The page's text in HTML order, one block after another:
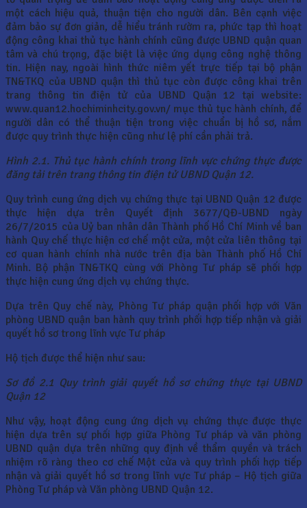
một cách hiệu quả, thuận tiện cho người dân. Bên cạnh việc
đảm bảo sự đơn giản, dễ hiểu tránh rườm ra, phức tạp thì hoạt
động công khai thủ tục hành chính cũng được UBND quận quan
tâm và chú trọng, đặc biệt là việc ứng dụng công nghệ thông
tin. Hiện nay, ngoài hình thức niêm yết trực tiếp tại bộ phận
TN&TKQ của UBND quận thì thủ tục còn được công khai trên
trang thông tin điện tử của UBND Quận 12 tại website:
www.quan12.hochiminhcity.gov.vn/ mục thủ tục hành chính, để
người dân có thể thuận tiện trong việc chuẩn bị hồ sơ, nắm
được quy trình thực hiện cũng như lệ phí cần phải trả.
Hình 2.1. Thủ tục hành chính trong lĩnh vực chứng thực được
đăng tải trên trang thông tin điện tử UBND Quận 12.
Quy trình cung ứng dịch vụ chứng thực tại UBND Quận 12 được
thực hiện dựa trên Quyết định 3677/QĐ-UBND ngày
26/7/2015 của Uỷ ban nhân dân Thành phố Hồ Chí Minh về ban
hành Quy chế thực hiện cơ chế một cửa, một cửa liên thông tại
cơ quan hành chính nhà nước trên địa bàn Thành phố Hồ Chí
Minh. Bộ phận TN&TKQ cùng với Phòng Tư pháp sẽ phối hợp
thực hiện cung ứng dịch vụ chứng thực.
Dựa trên Quy chế này, Phòng Tư pháp quận phối hợp với Văn
phòng UBND quận ban hành quy trình phối hợp tiếp nhận và giải
quyết hồ sơ trong lĩnh vực Tư pháp
Hộ tịch được thể hiện như sau:
Sơ đồ 2.1 Quy trình giải quyết hồ sơ chứng thực tại UBND
Quận 12
Như vậy, hoạt động cung ứng dịch vụ chứng thực được thực
hiện dựa trên sự phối hợp giữa Phòng Tư pháp và văn phòng
UBND quận dựa trên những quy định về thẩm quyền và trách
nhiệm rõ ràng theo cơ chế Một cửa và quy trình phối hợp tiếp
nhận và giải quyết hồ sơ trong lĩnh vực Tư pháp – Hộ tịch giữa
Phòng Tư pháp và Văn phòng UBND Quận 12.